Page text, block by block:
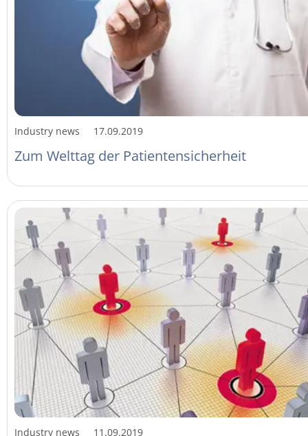
Industry news 17.09.2019
Zum Welttag der Patientensicherheit
Industry news 11.09.2019